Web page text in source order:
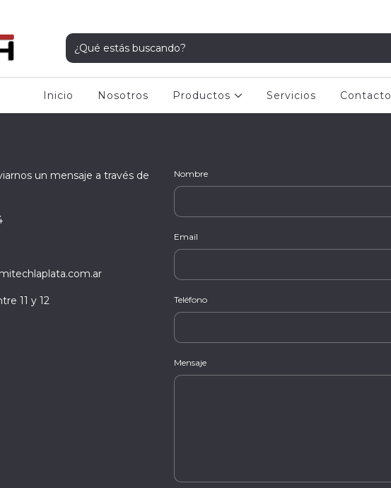
Inicio Nosotros Productos Servicios Contacto
un mensaje a través de
11 y 12
Nombre
Email
Teléfono
Mensaje